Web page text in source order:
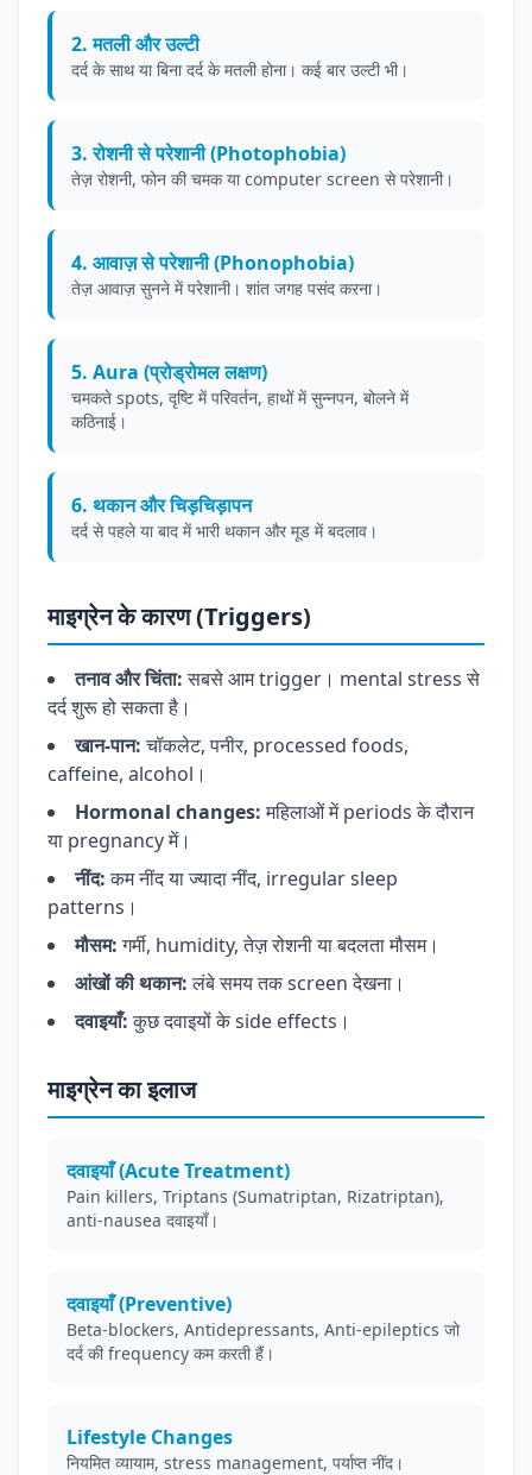
2. मतली और उल्टी
दर्द के साथ या बिना दर्द के मतली होना। कई बार उल्टी भी।
3. रोशनी से परेशानी (Photophobia)
तेज़ रोशनी, फोन की चमक या computer screen से परेशानी।
4. आवाज़ से परेशानी (Phonophobia)
तेज़ आवाज़ सुनने में परेशानी। शांत जगह पसंद करना।
5. Aura (प्रोड्रोमल लक्षण)
चमकते spots, दृष्टि में परिवर्तन, हाथों में सुन्नपन, बोलने में
कठिनाई।
6. थकान और चिड़चिड़ापन
दर्द से पहले या बाद में भारी थकान और मूड में बदलाव।
माइग्रेन के कारण (Triggers)
तनाव और चिंता:सबसे आम trigger। mental stress से
दर्द शुरू हो सकता है।
खान-पान:चॉकलेट, पनीर, processed foods,
caffeine, alcohol।
Hormonal changes:महिलाओं में periods के दौरान
या pregnancy में।
नींद:कम नींद या ज्यादा नींद, irregular sleep
patterns।
मौसम:गर्मी, humidity, तेज़ रोशनी या बदलता मौसम।
आंखों की थकान:लंबे समय तक screen देखना।
दवाइयाँ:कुछ दवाइयों के side effects।
माइग्रेन का इलाज
दवाइयाँ (Acute Treatment)
Pain killers, Triptans (Sumatriptan, Rizatriptan),
anti-nausea दवाइयाँ।
दवाइयाँ (Preventive)
Beta-blockers, Antidepressants, Anti-epileptics जो
दर्द की frequency कम करती हैं।
Lifestyle Changes
नियमित व्यायाम, stress management, पर्याप्त नींद।